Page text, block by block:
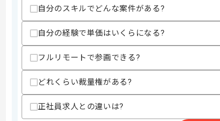
精算・お支払い
精算条件
有
精算基準時間
自分のスキルでどんな案件がある?
自分の経験で単価はいくらになる?
フルリモートで参画できる?
どれくらい裁量権がある?
正社員求人との違いは?